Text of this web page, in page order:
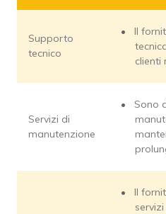
Supporto
tecnico
Il
clienti
Servizi di
manutenzione
Sono
Il